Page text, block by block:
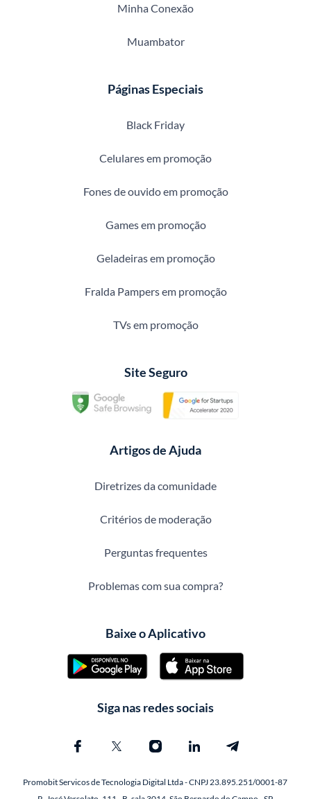
Minha Conexão
Muambator
Páginas Especiais
Black Friday
Celulares em promoção
Fones de ouvido em promoção
Games em promoção
Geladeiras em promoção
Fralda Pampers em promoção
TVs em promoção
Site Seguro
Artigos de Ajuda
Diretrizes da comunidade
Critérios de moderação
Perguntas frequentes
Problemas com sua compra?
Baixe o Aplicativo
Siga nas redes sociais
Promobit Servicos de Tecnologia Digital Ltda - CNPJ 23.895.251/0001-87